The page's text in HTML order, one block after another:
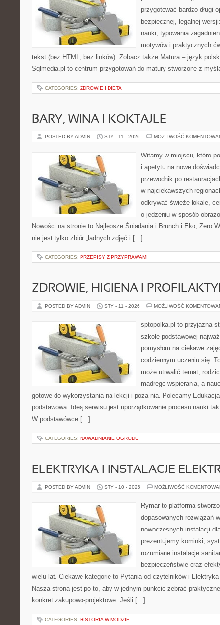
przygotować bardzo długi
bezpiecznej, legalnej
nauki, typowania
motywów i praktycznych
tekst (bez HTML, bez linków). Zobacz także Matura – język
Sqlmedia.pl to centrum przygotowań do matury stworzone z
CATEGORIES: ZDROWIE I DIETA
BARY, WINA I KOKTAJLE
POSTED BY ADMIN STY - 11 - 2026 MOŻLIWOŚĆ
Witamy w miejscu, które
i apetytu na nowe
przewodnik po
w najciekawszych
odkrywać świeże lokale,
o jedzeniu w sposób
Nowości na stronie to Najlepsze Śniadania i Brunch i Eko, Zero
nie jest tylko zbiór „ładnych zdjęć i […]
CATEGORIES: PRZEPISY Z PRZYPRAWAMI
ZDROWIE, HIGIENA I
POSTED BY ADMIN STY - 11 - 2026 MOŻLIWOŚĆ
sptopolka.pl to przyjazna
szkole podstawowej
pomysłom na ciekawe
codziennym uczeniu się.
może utrwalić temat,
mądrego wspierania, a
gotowe do wykorzystania na lekcji i poza nią. Polecamy
podstawowa. Ideą serwisu jest uporządkowanie procesu nauki
W podstawówce […]
CATEGORIES: NAWADNIANIE OGRODU
ELEKTRYKA I INSTALACJE
POSTED BY ADMIN STY - 10 - 2026 MOŻLIWOŚĆ
Rymar to platforma
dopasowanych rozwiązań
nowoczesnych instalacji
prezentujemy kominki,
rozumiane instalacje
bezpieczeństwie oraz
wielu lat. Ciekawe kategorie to Pytania od czytelników i
Nasza strona jest po to, aby w jednym punkcie zebrać
konkret zakupowo-projektowe. Jeśli […]
CATEGORIES: HISTORIA W MODZIE